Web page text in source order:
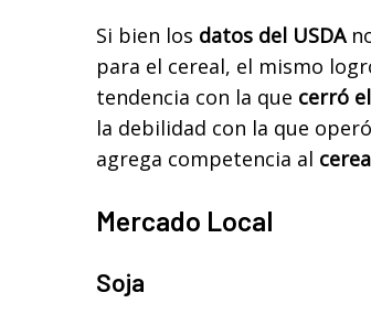
Si bien los datos del USDA
para el cereal, el mismo
tendencia con la que cerró
la debilidad con la que
agrega competencia al
Mercado Local
Soja